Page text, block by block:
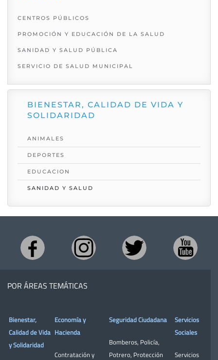
CENTROS PÚBLICOS
PROMOCIÓN Y EDUCACIÓN DE LA SALUD
SANIDAD Y SALUD PÚBLICA
SERVICIO DE SALUD MUNICIPAL
BIENESTAR, CALIDAD DE VIDA Y
SOLIDARIDAD
ANIMALES
DEPORTES
EDUCACION
SANIDAD Y SALUD
POR ÁREAS TEMÁTICAS
Bienestar,
Calidad de Vida
y Solidaridad
Economía y
Hacienda
Contratación y
Seguridad Ciudadana
Bomberos, Policía,
Potrero, Protección
Servicios
Sociales
Servicios